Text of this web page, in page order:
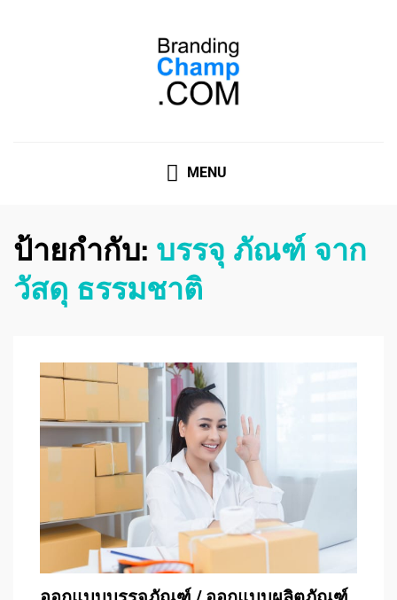
MENU
ป้ายกำกับ: บรรจุ ภัณฑ์ จาก
วัสดุ ธรรมชาติ